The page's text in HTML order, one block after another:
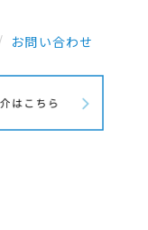
お問い合わせ